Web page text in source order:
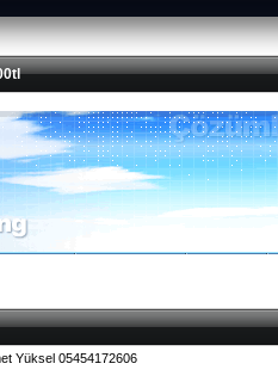
Yüksel 05454172606